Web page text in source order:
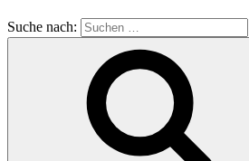
Suche nach: